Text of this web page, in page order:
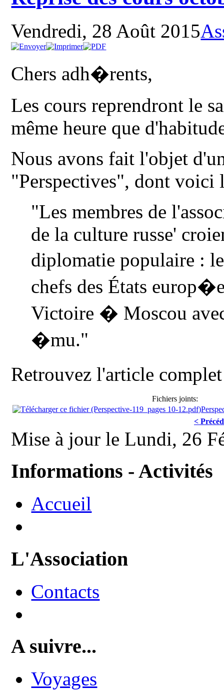
Vendredi, 28 Août 2015
Chers adh�rents,
Les cours reprendront le
même heure que
Nous avons fait l'objet
"Perspectives", dont
"Les membres de
de la culture russe'
diplomatie populaire :
chefs des États
Victoire � Moscou
�mu."
Retrouvez l'article
Fichiers joints:
<
Mise à jour le Lundi, 26
Informations - Activités
Accueil
L'Association
Contacts
A suivre...
Voyages